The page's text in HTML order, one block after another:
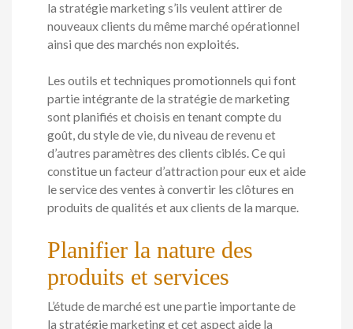
la stratégie marketing s’ils veulent attirer de
nouveaux clients du même marché opérationnel
ainsi que des marchés non exploités.
Les outils et techniques promotionnels qui font
partie intégrante de la stratégie de marketing
sont planifiés et choisis en tenant compte du
goût, du style de vie, du niveau de revenu et
d’autres paramètres des clients ciblés. Ce qui
constitue un facteur d’attraction pour eux et aide
le service des ventes à convertir les clôtures en
produits de qualités et aux clients de la marque.
Planifier la nature des
produits et services
L’étude de marché est une partie importante de
la stratégie marketing et cet aspect aide la